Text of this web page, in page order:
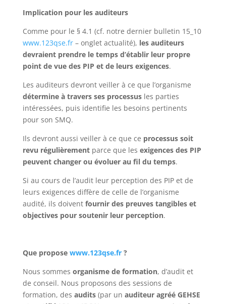
Implication pour les auditeurs
Comme pour le § 4.1 (cf. notre dernier bulletin 15_10
www.123qse.fr– onglet actualité), les auditeurs
devraient prendre le temps d’établir leur propre
point de vue des PIP et de leurs exigences.
Les auditeurs devront veiller à ce que l’organisme
détermine à travers ses processusles parties
intéressées, puis identifie les besoins pertinents
pour son SMQ.
Ils devront aussi veiller à ce que ce processus soit
revu régulièrementparce que les exigences des PIP
peuvent changer ou évoluer au fil du temps.
Si au cours de l’audit leur perception des PIP et de
leurs exigences diffère de celle de l’organisme
audité, ils doivent fournir des preuves tangibles et
objectives pour soutenir leur perception.
Que propose www.123qse.fr?
Nous sommes organisme de formation, d’audit et
de conseil. Nous proposons des sessions de
formation, des audits(par un auditeur agréé GEHSE